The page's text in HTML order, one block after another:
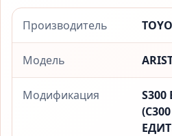
Производитель
Модель
Модификация
S300